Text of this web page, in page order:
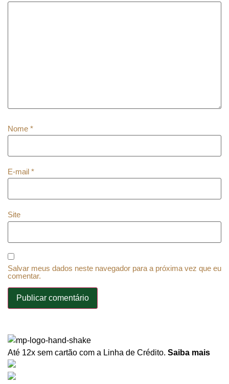
Nome *
E-mail *
Site
Salvar meus dados neste navegador para a próxima vez que eu
comentar.
Até 12x sem cartão com a Linha de Crédito. Saiba mais